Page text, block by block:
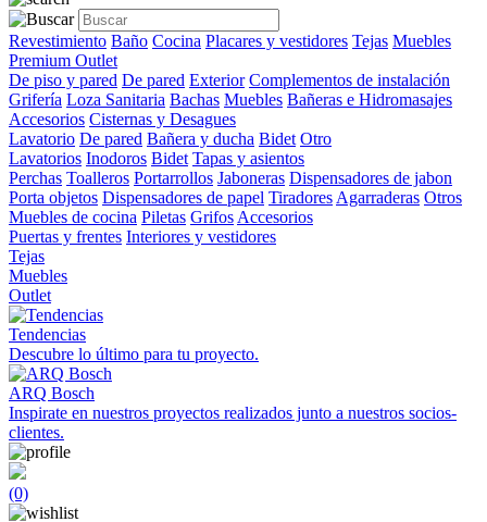
Revestimiento Baño Cocina Placares y vestidores Tejas Muebles
Premium Outlet
De piso y pared De pared Exterior Complementos de instalación
Grifería Loza Sanitaria Bachas Muebles Bañeras e Hidromasajes
Accesorios Cisternas y Desagues
Lavatorio De pared Bañera y ducha Bidet Otro
Lavatorios Inodoros Bidet Tapas y asientos
Perchas Toalleros Portarrollos Jaboneras Dispensadores de jabon
Porta objetos Dispensadores de papel Tiradores Agarraderas Otros
Muebles de cocina Piletas Grifos Accesorios
Puertas y frentes Interiores y vestidores
Tejas
Muebles
Outlet
Tendencias
Descubre lo último para tu proyecto.
ARQ Bosch
Inspirate en nuestros proyectos realizados junto a nuestros socios-
clientes.
(0)